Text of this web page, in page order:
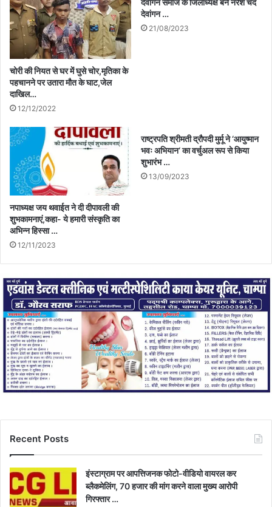
चोरी की नियत से घर में घुसे चोर,मृतिका के
पहचानने पर उतारा मौत के घाट,जेल
दाखिल…
12/12/2022
देवांगन समाज के जिलाध्यक्ष बने नरेश चंद
देवांगन …
21/08/2023
नपाध्यक्ष जय थवाईत ने दी दीपावली की
शुभकामनाएं,कहा- ये हमारी संस्कृति का
अभिन्न हिस्सा …
12/11/2023
राष्ट्रपति श्रीमती द्रौपदी मुर्मू ने ‘आयुष्मान
भवः अभियान‘ का वर्चुअल रूप से किया
शुभारंभ …
13/09/2023
Recent Posts
इंस्टाग्राम पर आपत्तिजनक फोटो-वीडियो वायरल कर
ब्लैकमेलिंग, 70 हजार की मांग करने वाला मुख्य आरोपी
गिरफ्तार …